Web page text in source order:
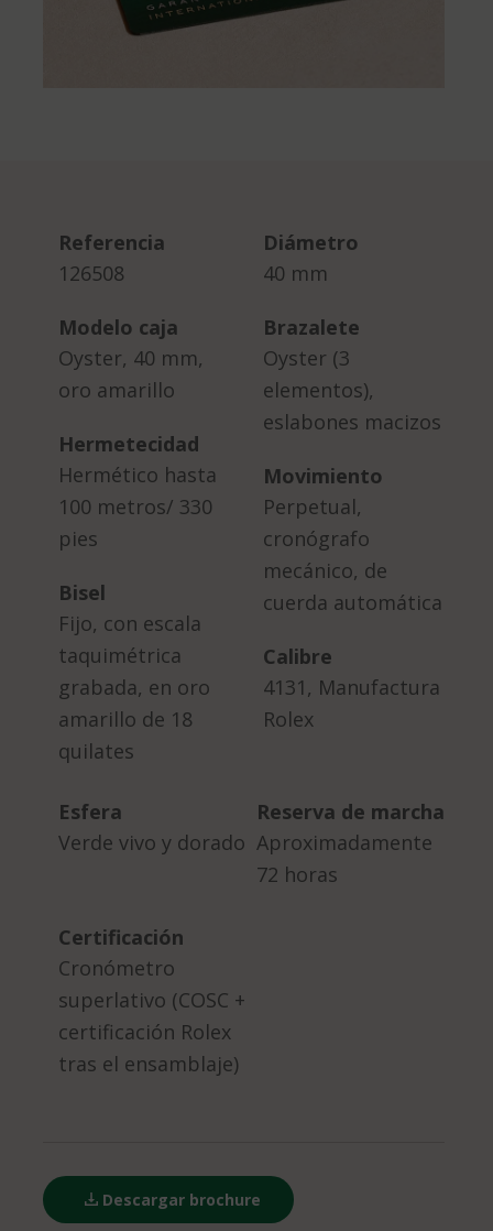
Referencia
126508
Modelo caja
Oyster, 40 mm,
oro amarillo
Hermetecidad
Hermético hasta
100 metros/ 330
pies
Bisel
Fijo, con escala
taquimétrica
grabada, en oro
amarillo de 18
quilates
Diámetro
40 mm
Brazalete
Oyster (3
elementos),
eslabones macizos
Movimiento
Perpetual,
cronógrafo
mecánico, de
cuerda automática
Calibre
4131, Manufactura
Rolex
Esfera
Verde vivo y dorado
Reserva de marcha
Aproximadamente
72 horas
Certificación
Cronómetro
superlativo (COSC +
certificación Rolex
tras el ensamblaje)
Descargar brochure